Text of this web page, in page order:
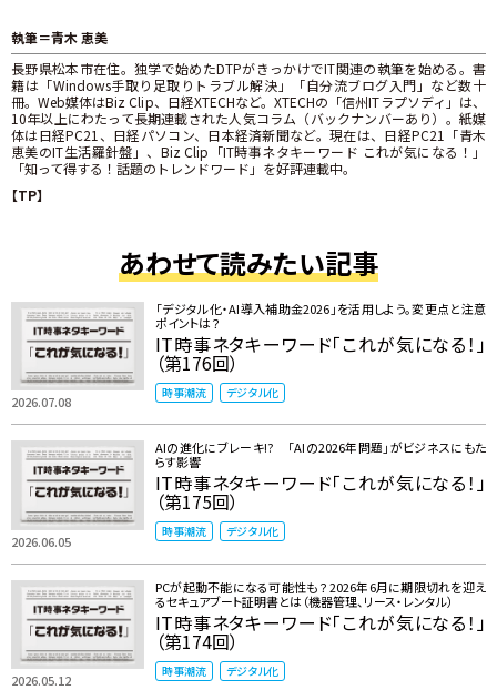
執筆＝青木 恵美
長野県松本市在住。独学で始めたDTPがきっかけでIT関連の執筆を始める。書
籍は「Windows手取り足取りトラブル解決」「自分流ブログ入門」など数十
冊。Web媒体はBiz Clip、日経XTECHなど。XTECHの「信州ITラプソディ」は、
10年以上にわたって長期連載された人気コラム（バックナンバーあり）。紙媒
体は日経PC21、日経パソコン、日本経済新聞など。現在は、日経PC21「青木
恵美のIT生活羅針盤」、Biz Clip「IT時事ネタキーワード これが気になる！」
「知って得する！話題のトレンドワード」を好評連載中。
【TP】
あわせて読みたい記事
2026.07.08
「デジタル化・AI導入補助金2026」を活用しよう。変更点と注意
ポイントは？
IT時事ネタキーワード「これが気になる！」
（第176回）
時事潮流 デジタル化
2026.06.05
AIの進化にブレーキ!? 「AIの2026年問題」がビジネスにもた
らす影響
IT時事ネタキーワード「これが気になる！」
（第175回）
時事潮流 デジタル化
2026.05.12
PCが起動不能になる可能性も？ 2026年6月に期限切れを迎え
るセキュアブート証明書とは（機器管理、リース・レンタル）
IT時事ネタキーワード「これが気になる！」
（第174回）
時事潮流 デジタル化